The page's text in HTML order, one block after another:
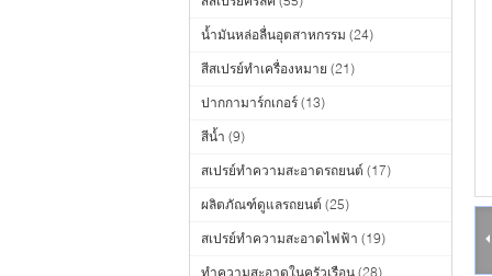
น้ำมันหล่อลื่นอุตสาหกรรม (24)
สีสเปรย์ทำเครื่องหมาย (21)
ปากกามาร์กเกอร์ (13)
สีน้ำ (9)
สเปรย์ทำความสะอาดรถยนต์ (17)
ผลิตภัณฑ์ดูแลรถยนต์ (25)
สเปรย์ทำความสะอาดไฟฟ้า (19)
ทำความสะอาดในครัวเรือน (28)